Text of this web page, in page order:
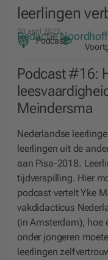
leerlingen
20 april 2022
Redactie Noordhoff
Podcast
Podcast #16:
Meindersma
Nederlandse
leerlingen uit de
aan Pisa-2018.
tijdverspilling. Hier
podcast vertelt Yke
vakdidacticus
(in Amsterdam), hoe
onder jongeren
leerlingen